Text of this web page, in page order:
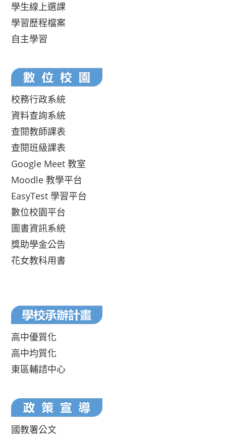
學生線上選課
學習歷程檔案
自主學習
校務行政系統
資料查詢系統
查閱教師課表
查閱班級課表
Google Meet 教室
Moodle 教學平台
EasyTest 學習平台
數位校園平台
圖書資訊系統
獎助學金公告
花女教科用書
高中優質化
高中均質化
東區輔諮中心
國教署公文